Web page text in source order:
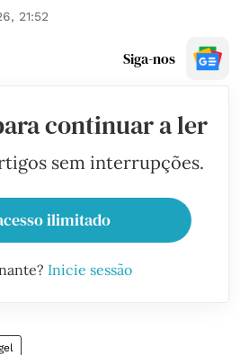
21:52
Siga-nos
continuar a ler
sem interrupções.
ilimitado
Inicie sessão